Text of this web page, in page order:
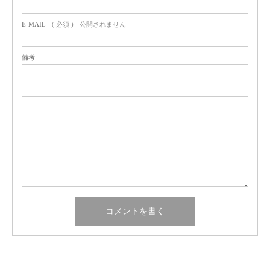
E-MAIL ( 必須 ) - 公開されません -
備考